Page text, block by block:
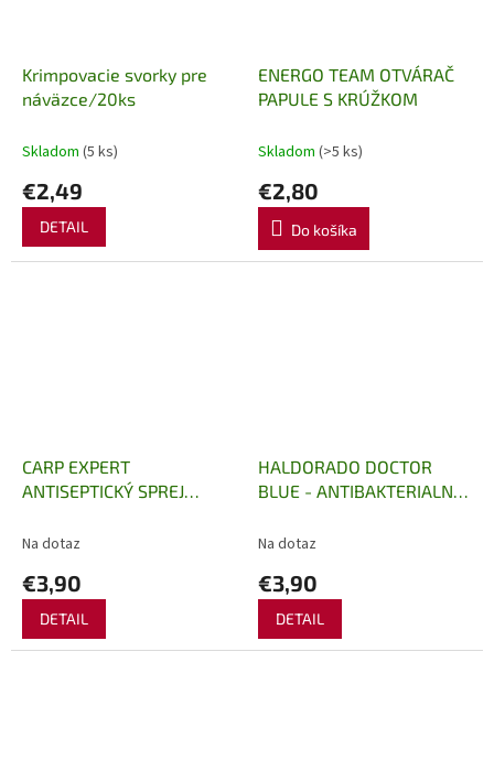
Krimpovacie svorky pre
náväzce/20ks
Skladom (5 ks)
€2,49
DETAIL
ENERGO TEAM OTVÁRAČ
PAPULE S KRÚŽKOM
Skladom (>5 ks)
€2,80
Do košíka
CARP EXPERT
ANTISEPTICKÝ SPREJ
Na dotaz
€3,90
DETAIL
HALDORADO DOCTOR
BLUE - ANTIBAKTERIALNY
Na dotaz
€3,90
DETAIL